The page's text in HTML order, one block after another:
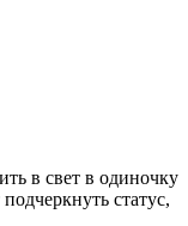
в свет в одиночку
статус,